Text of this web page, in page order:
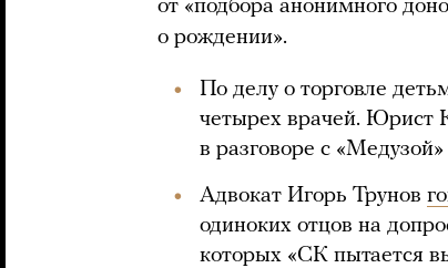
от «подбора анонимного
о рождении».
По делу о торговле
четырех врачей. Юрист
в разговоре с
Адвокат Игорь Трунов
одиноких отцов на
которых «СК пытается